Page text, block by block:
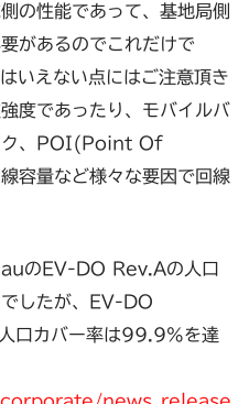
の性能であって、基地局側
があるのでこれだけで
いえない点にはご注意頂き
度であったり、モバイルバ
ク、POI(Point Of
量など様々な要因で回線
auのEV-DO Rev.Aの人口
したが、EV-DO
口カバー率は99.9%を達
news_release